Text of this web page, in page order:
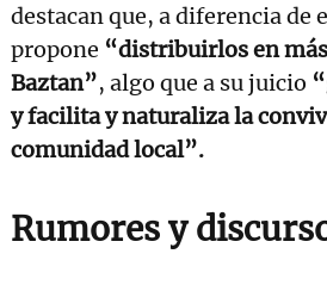
destacan que, a diferencia de
propone “distribuirlos en
Baztan”, algo que a su juicio
y facilita y naturaliza la
comunidad local”.
Rumores y